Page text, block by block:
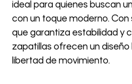
ideal para quienes buscan
con un toque moderno. Con
que garantiza estabilidad y
zapatillas ofrecen un
libertad de movimiento.